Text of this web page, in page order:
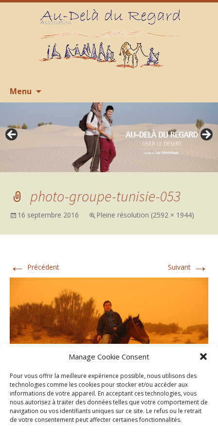
Manage Cookie Consent
Pour vous offrir la meilleure expérience possible, nous utilisons des
technologies comme les cookies pour stocker et/ou accéder aux
informations de votre appareil. En acceptant ces technologies, vous
nous autorisez à traiter des données telles que votre comportement de
navigation ou vos identifiants uniques sur ce site. Le refus ou le retrait
de votre consentement peut affecter certaines fonctionnalités.
Menu
contenu
photo-groupe-tunisie-053
16 septembre 2016 Pleine résolution (2592 × 1944)
← Précédent Suivant →